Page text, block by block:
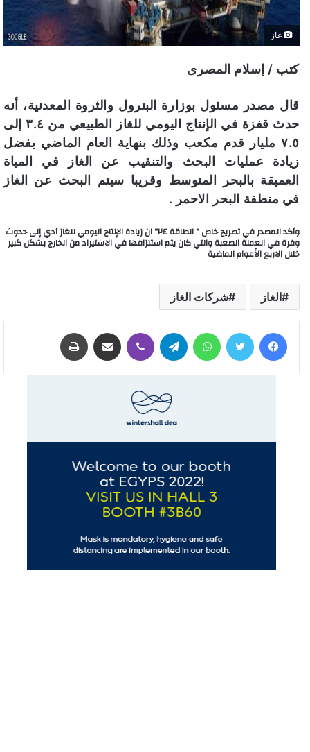
غاز
كتب / إسلام المصرى
قال مصدر مسئول بوزارة البترول والثروة المعدنية، أنه
حدث قفزة في الإنتاج اليومي للغاز الطبيعي من ٣.٤ إلى
٧.٥ مليار قدم مكعب وذلك بنهاية العام الماضي بفضل
زيادة عمليات البحث والتنقيب عن الغاز في المياة
العميقة بالبحر المتوسط وقريبا سيتم البحث عن الغاز
في منطقة البحر الاحمر .
وأكد المصدر في تصريح خاص ” الطاقة ٢٤” ان زيادة الإنتاج اليومي للغاز أدي إلى حدوث
وفرة في العملة الصعبة والتي كان يتم استنزافها في الاستيراد من الخارج بشكل كبير
خلال الاربع الأعوام الماضية
الغاز شركات الغاز
فيسبوك تويتر واتساب تيلقرام ڤايبر مشاركة عبر البريد